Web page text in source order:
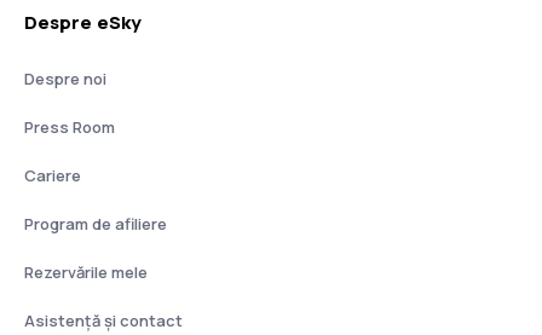
Despre eSky
Despre noi
Press Room
Cariere
Program de afiliere
Rezervările mele
Asistenţă şi contact